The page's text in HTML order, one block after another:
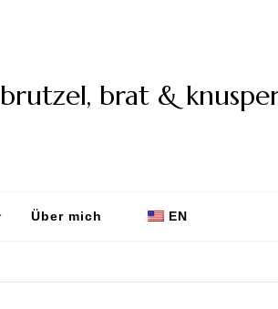
brutzel, brat &
Über mich EN